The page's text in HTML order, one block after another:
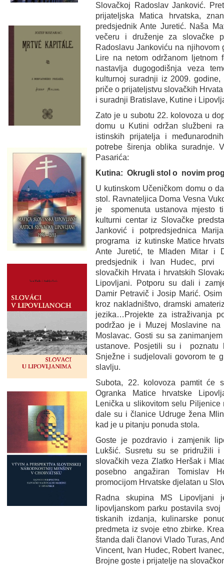
Slovačkoj Radoslav Janković.
prijateljska Matica hrvatska,
predsjednik Ante Juretić. Naša
večeru i druženje za slovačke
Radoslavu Jankoviću na njihovom
Lire na netom održanom
nastavlja dugogodišnja veza
kulturnoj suradnji iz 2009.
priče o prijateljstvu slovačkih
i suradnji Bratislave, Kutine i
Zato je u subotu 22. kolovoza u
domu u Kutini održan službeni
istinskih prijatelja i
potrebe širenja oblika suradnje.
Pasarića:
Kutina: Okrugli stol o novim
U kutinskom Učeničkom domu o
stol. Ravnateljica Doma Vesna
je spomenuta ustanova mjesto
kulturni centar iz Slovačke
Janković i potpredsjednica
programa iz kutinske Matice
Ante Juretić, te Mladen Mitar i
predsjednik i Ivan Hudec, prvi
slovačkih Hrvata i hrvatskih
Lipovljani. Potporu su dali i
Damir Petravič i Josip Marić.
kroz nakladništvo, dramski
jezika…Projekte za istraživanja
podržao je i Muzej Moslavine
Moslavac. Gosti su sa
ustanove. Posjetili su i poznatu
Snježne i sudjelovali govorom te
slavlju.
Subota, 22. kolovoza pamtit će
Ogranka Matice hrvatske
Lenička u slikovitom selu
dale su i članice Udruge žena
kad je u pitanju ponuda stola.
Goste je pozdravio i zamjenik
Lukšić. Susretu su se pridružili i
slovačkih veza Zlatko Heršak i
posebno angažiran Tomislav
promocijom Hrvatske djelatan u
Radna skupina MS Lipovljani
lipovljanskom parku postavila
tiskanih izdanja, kulinarske
predmeta iz svoje etno zbirke.
štanda dali članovi Vlado Turas,
Vincent, Ivan Hudec, Robert
Brojne goste i prijatelje na